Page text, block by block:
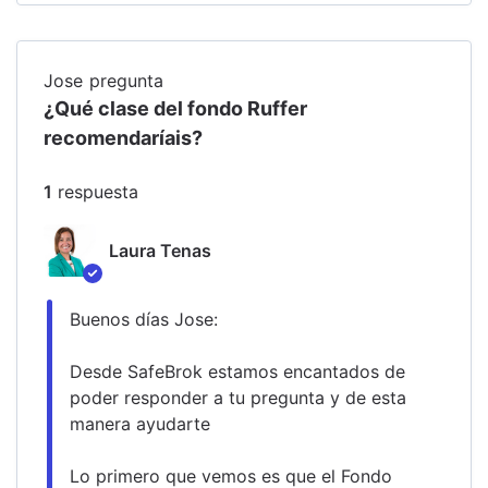
Jose pregunta
¿Qué clase del fondo Ruffer
recomendaríais?
1 respuesta
Laura Tenas
Buenos días Jose:
Desde SafeBrok estamos encantados de
poder responder a tu pregunta y de esta
manera ayudarte
Lo primero que vemos es que el Fondo